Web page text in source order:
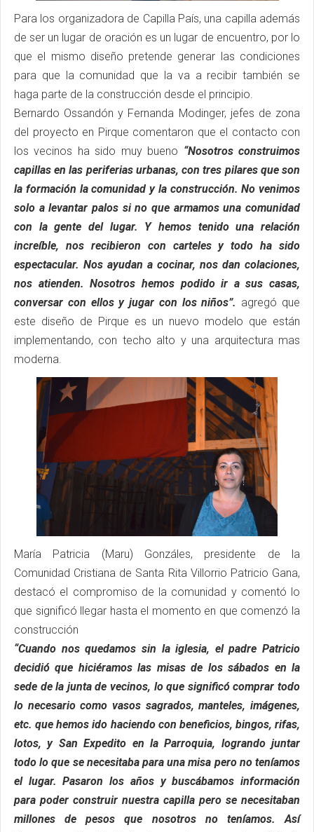
Para los organizadora de Capilla País, una capilla además
de ser un lugar de oración es un lugar de encuentro, por lo
que el mismo diseño pretende generar las condiciones
para que la comunidad que la va a recibir también se
haga parte de la construcción desde el principio.
Bernardo Ossandón y Fernanda Modinger, jefes de zona
del proyecto en Pirque comentaron que el contacto con
los vecinos ha sido muy bueno “Nosotros construimos
capillas en las periferias urbanas, con tres pilares que son
la formación la comunidad y la construcción. No venimos
solo a levantar palos si no que armamos una comunidad
con la gente del lugar. Y hemos tenido una relación
increíble, nos recibieron con carteles y todo ha sido
espectacular. Nos ayudan a cocinar, nos dan colaciones,
nos atienden. Nosotros hemos podido ir a sus casas,
conversar con ellos y jugar con los niños”. agregó que
este diseño de Pirque es un nuevo modelo que están
implementando, con techo alto y una arquitectura mas
moderna.
María Patricia (Maru) Gonzáles, presidente de la
Comunidad Cristiana de Santa Rita Villorrio Patricio Gana,
destacó el compromiso de la comunidad y comentó lo
que significó llegar hasta el momento en que comenzó la
construcción
“Cuando nos quedamos sin la iglesia, el padre Patricio
decidió que hiciéramos las misas de los sábados en la
sede de la junta de vecinos, lo que significó comprar todo
lo necesario como vasos sagrados, manteles, imágenes,
etc. que hemos ido haciendo con beneficios, bingos, rifas,
lotos, y San Expedito en la Parroquia, logrando juntar
todo lo que se necesitaba para una misa pero no teníamos
el lugar. Pasaron los años y buscábamos información
para poder construir nuestra capilla pero se necesitaban
millones de pesos que nosotros no teníamos. Así